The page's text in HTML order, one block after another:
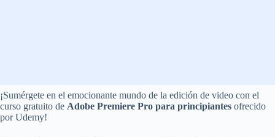
¡Sumérgete en el emocionante mundo de la edición de video con el
curso gratuito de Adobe Premiere Pro para principiantes ofrecido
por Udemy!